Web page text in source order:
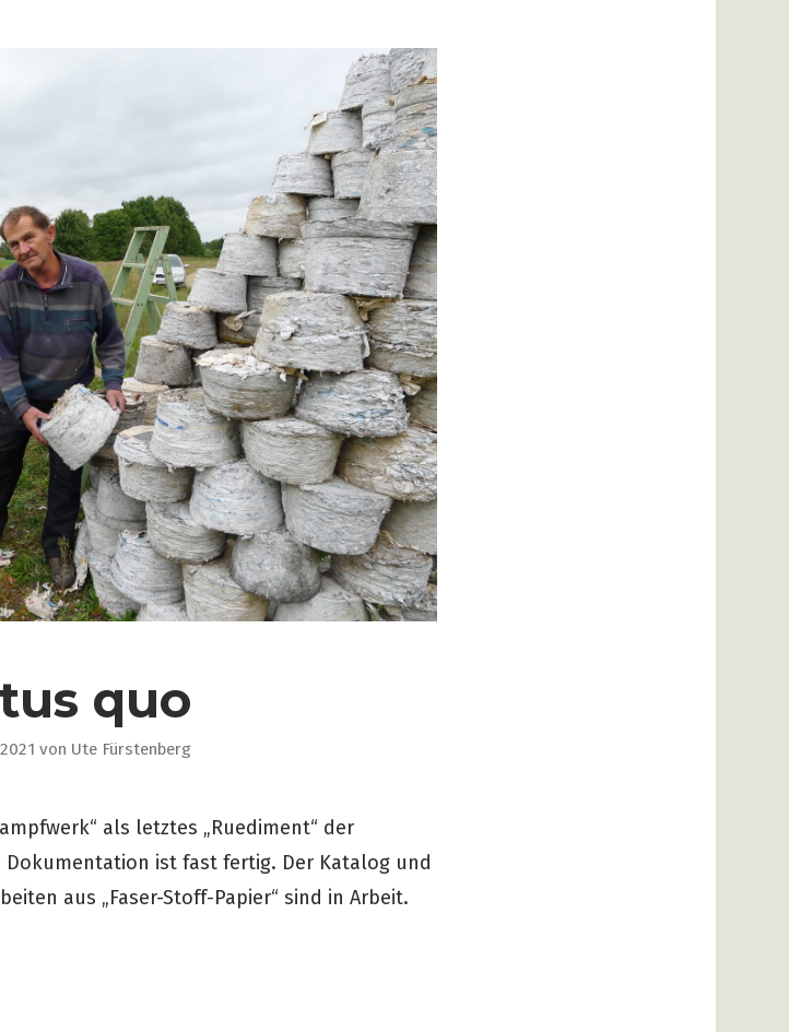
quo
von Ute Fürstenberg
als letztes „Ruediment“ der
ist fast fertig. Der Katalog und
aus „Faser-Stoff-Papier“ sind in Arbeit.